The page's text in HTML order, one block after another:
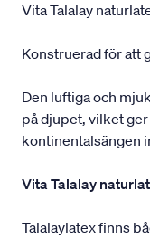
Vita Talalay
Konstruerad för att
Den luftiga och
på djupet, vilket
kontinentalsängen
Vita Talalay
Talalaylatex finns